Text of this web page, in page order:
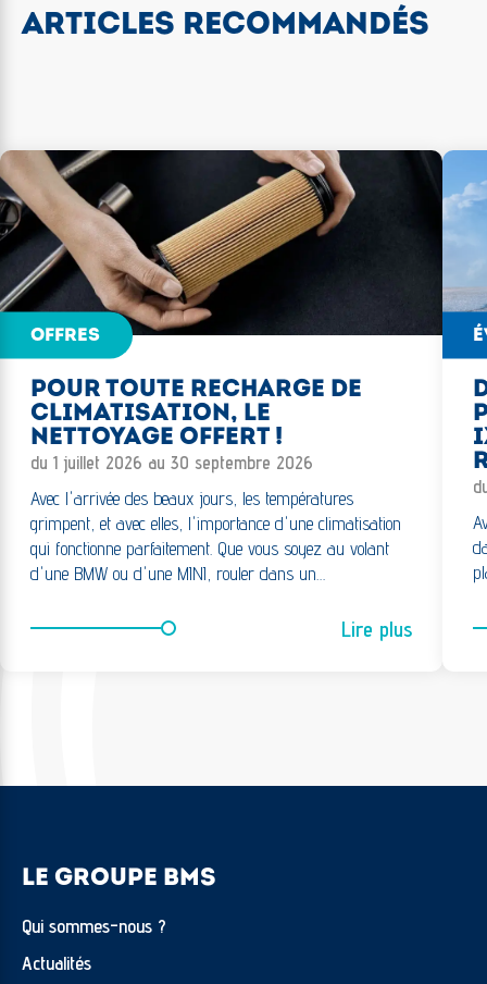
ARTICLES RECOMMANDÉS
OFFRES
POUR TOUTE RECHARGE DE
CLIMATISATION, LE
NETTOYAGE OFFERT !
du 1 juillet 2026 au 30 septembre 2026
Avec l'arrivée des beaux jours, les températures
grimpent, et avec elles, l'importance d'une climatisation
qui fonctionne parfaitement. Que vous soyez au volant
d'une BMW ou d'une MINI, rouler dans un…
Lire plus
LE GROUPE BMS
Qui sommes-nous ?
Actualités